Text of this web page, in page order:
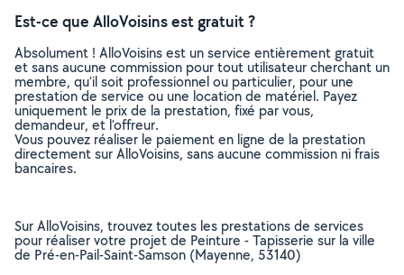
Est-ce que AlloVoisins est gratuit ?
Absolument ! AlloVoisins est un service entièrement gratuit
et sans aucune commission pour tout utilisateur cherchant un
membre, qu’il soit professionnel ou particulier, pour une
prestation de service ou une location de matériel. Payez
uniquement le prix de la prestation, fixé par vous,
demandeur, et l’offreur.
Vous pouvez réaliser le paiement en ligne de la prestation
directement sur AlloVoisins, sans aucune commission ni frais
bancaires.
Sur AlloVoisins, trouvez toutes les prestations de services
pour réaliser votre projet de Peinture - Tapisserie sur la ville
de Pré-en-Pail-Saint-Samson (Mayenne, 53140)